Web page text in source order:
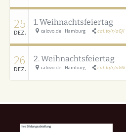
25
DEZ.
1. Weihnachtsfeiertag
calovo.de | Hamburg cal.to/r/aGjI
26
DEZ.
2. Weihnachtsfeiertag
calovo.de | Hamburg cal.to/r/aGlk